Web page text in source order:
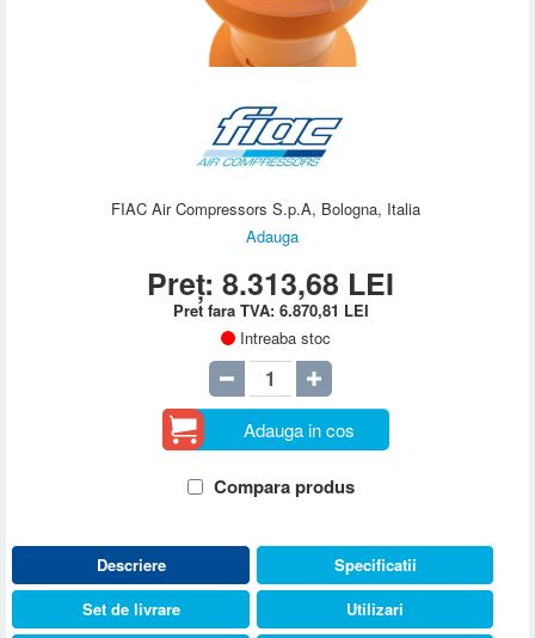
FIAC Air Compressors S.p.A, Bologna, Italia
Adauga
Preț:8.313,68 LEI
Pret fara TVA: 6.870,81 LEI
Intreaba stoc
Adauga in cos
Compara produs
Descriere
Specificatii
Set de livrare
Utilizari